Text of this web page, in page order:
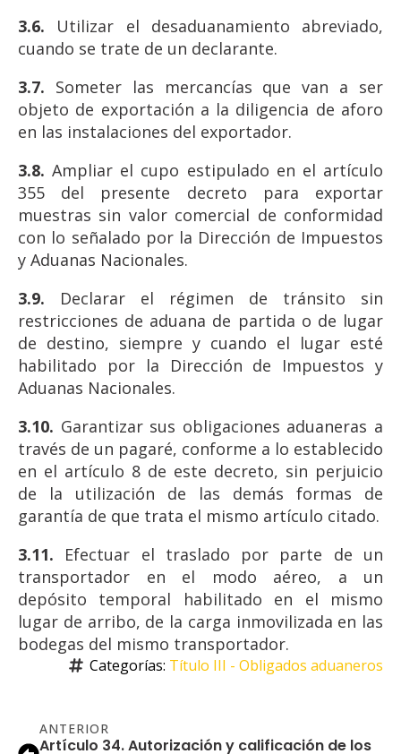
3.6. Utilizar el desaduanamiento abreviado,
cuando se trate de un declarante.
3.7. Someter las mercancías que van a ser
objeto de exportación a la diligencia de aforo
en las instalaciones del exportador.
3.8. Ampliar el cupo estipulado en el artículo
355 del presente decreto para exportar
muestras sin valor comercial de conformidad
con lo señalado por la Dirección de Impuestos
y Aduanas Nacionales.
3.9. Declarar el régimen de tránsito sin
restricciones de aduana de partida o de lugar
de destino, siempre y cuando el lugar esté
habilitado por la Dirección de Impuestos y
Aduanas Nacionales.
3.10. Garantizar sus obligaciones aduaneras a
través de un pagaré, conforme a lo establecido
en el artículo 8 de este decreto, sin perjuicio
de la utilización de las demás formas de
garantía de que trata el mismo artículo citado.
3.11. Efectuar el traslado por parte de un
transportador en el modo aéreo, a un
depósito temporal habilitado en el mismo
lugar de arribo, de la carga inmovilizada en las
bodegas del mismo transportador.
Categorías: Título III - Obligados aduaneros
ANTERIOR
Artículo 34. Autorización y calificación de los